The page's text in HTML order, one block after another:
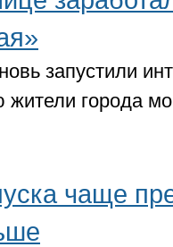
запустили
жители города
чаще